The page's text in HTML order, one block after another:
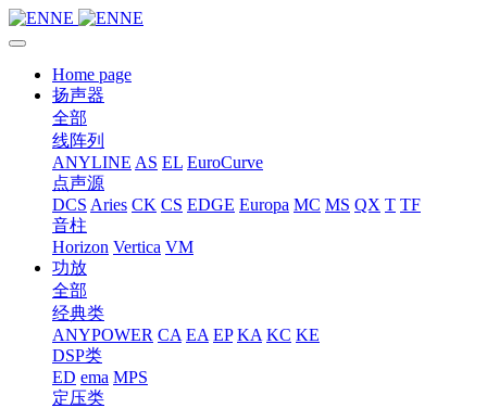
Home page
扬声器
全部
线阵列
ANYLINE AS EL EuroCurve
点声源
DCS Aries CK CS EDGE Europa MC MS QX T TF
音柱
Horizon Vertica VM
功放
全部
经典类
ANYPOWER CA EA EP KA KC KE
DSP类
ED ema MPS
定压类